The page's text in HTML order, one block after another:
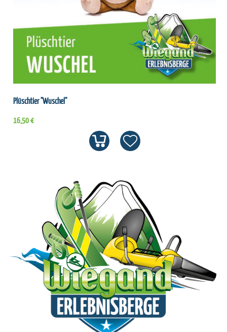
Plüschtier "Wuschel"
16,50 €